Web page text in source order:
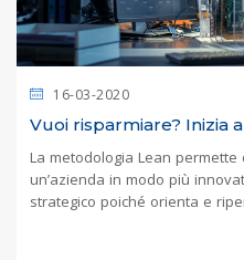
16-03-2020
Vuoi risparmiare? Inizia
La metodologia Lean
un’azienda in modo più
strategico poiché orienta e